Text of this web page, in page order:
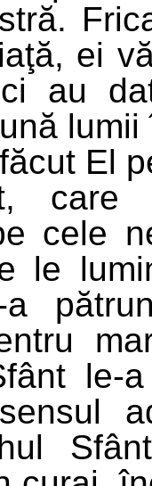
ei
au
El
care
cele
le
a
le-